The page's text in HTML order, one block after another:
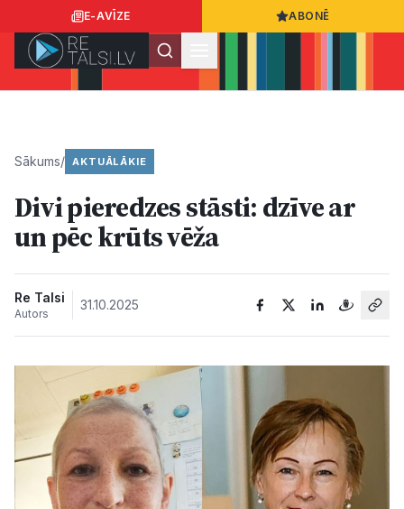
E-AVĪZE ABONĒ
Ziņas
Sports
Kultūra
Bizness
Sākums/ AKTUĀLĀKIE
Divi pieredzes stāsti: dzīve ar
un pēc krūts vēža
Re Talsi
Autors
31.10.2025